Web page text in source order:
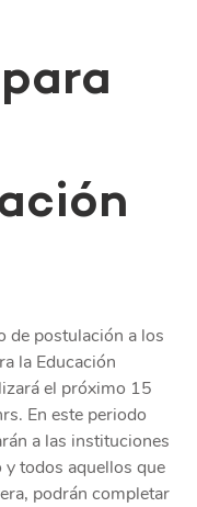
de postulación a los
la Educación
el próximo 15
En este periodo
a las instituciones
todos aquellos que
podrán completar